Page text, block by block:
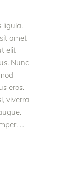
ligula.
amet
elit
Nunc
eros.
viverra